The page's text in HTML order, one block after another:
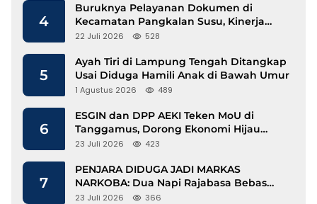
4
Buruknya Pelayanan Dokumen di
Kecamatan Pangkalan Susu, Kinerja
Disdukcapil Langkat Disorot
22 Juli 2026 528
5
Ayah Tiri di Lampung Tengah Ditangkap
Usai Diduga Hamili Anak di Bawah Umur
1 Agustus 2026 489
6
ESGIN dan DPP AEKI Teken MoU di
Tanggamus, Dorong Ekonomi Hijau
Berbasis Kopi dan Perdagangan Karbon
23 Juli 2026 423
7
PENJARA DIDUGA JADI MARKAS
NARKOBA: Dua Napi Rajabasa Bebas
Gunakan HP, Muncul Dugaan
23 Juli 2026 366